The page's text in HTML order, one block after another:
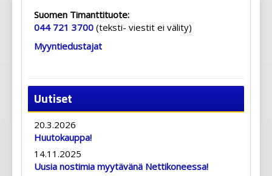
Suomen Timanttituote:
044 721 3700 (teksti- viestit ei välity)
Myyntiedustajat
Uutiset
20.3.2026
Huutokauppa!
14.11.2025
Uusia nostimia myytävänä Nettikoneessa!